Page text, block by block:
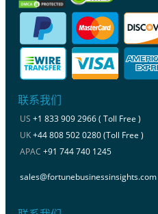
联系我们
US +1 833 909 2966 ( Toll Free )
UK+44 808 502 0280 (Toll Free )
APAC +91 744 740 1245
sales@fortunebusinessinsights.com